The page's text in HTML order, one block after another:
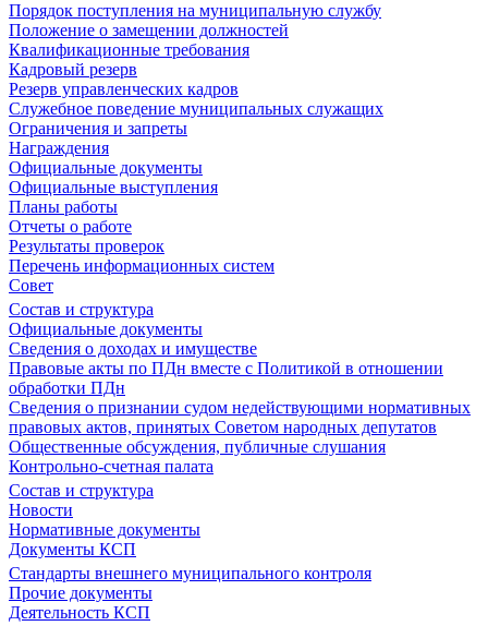
Порядок поступления на муниципальную службу
Положение о замещении должностей
Квалификационные требования
Кадровый резерв
Резерв управленческих кадров
Служебное поведение муниципальных служащих
Ограничения и запреты
Награждения
Официальные документы
Официальные выступления
Планы работы
Отчеты о работе
Результаты проверок
Перечень информационных систем
Совет
Состав и структура
Официальные документы
Сведения о доходах и имуществе
Правовые акты по ПДн вместе с Политикой в отношении
обработки ПДн
Сведения о признании судом недействующими нормативных
правовых актов, принятых Советом народных депутатов
Общественные обсуждения, публичные слушания
Контрольно-счетная палата
Состав и структура
Новости
Нормативные документы
Документы КСП
Стандарты внешнего муниципального контроля
Прочие документы
Деятельность КСП